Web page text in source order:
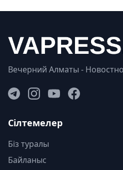
Вечерний Алматы -
Сілтемелер
Біз туралы
Байланыс